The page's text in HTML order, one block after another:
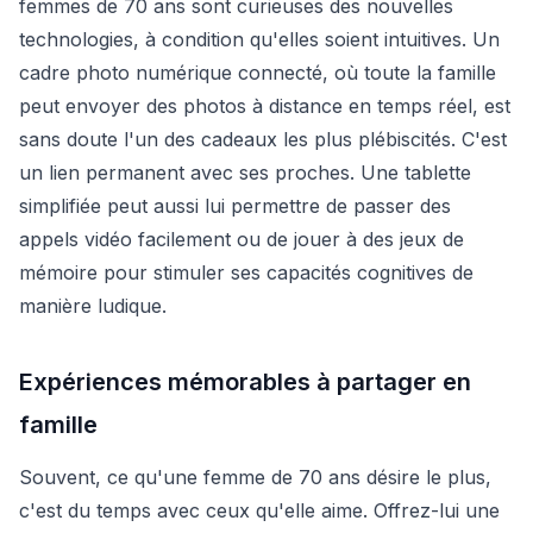
femmes de 70 ans sont curieuses des nouvelles
technologies, à condition qu'elles soient intuitives. Un
cadre photo numérique connecté, où toute la famille
peut envoyer des photos à distance en temps réel, est
sans doute l'un des cadeaux les plus plébiscités. C'est
un lien permanent avec ses proches. Une tablette
simplifiée peut aussi lui permettre de passer des
appels vidéo facilement ou de jouer à des jeux de
mémoire pour stimuler ses capacités cognitives de
manière ludique.
Expériences mémorables à partager en
famille
Souvent, ce qu'une femme de 70 ans désire le plus,
c'est du temps avec ceux qu'elle aime. Offrez-lui une